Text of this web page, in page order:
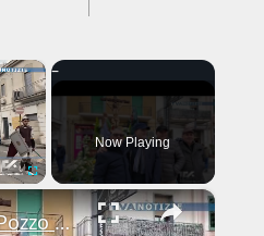
×
Fullscreen
Now Playing
×
Barcellona Pozzo di Gotto. Niente Varette: una scelta tra fede e tutela